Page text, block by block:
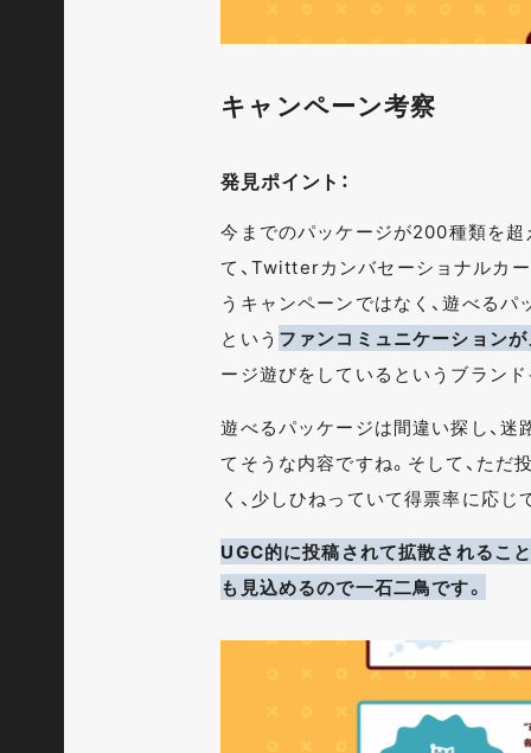
キャンペーン考察
発見ポイント：
今までのパッケージが200種類を
て、Twitterカンバセーショナルカ
うキャンペーンではなく、遊べる
という ファンコミュニケーション
ージ遊びをしているというブラン
遊べるパッケージは間違い探し、
てそうな内容ですね。そして、た
く、少しひねっていて得票率に応
UGC的に投稿されて拡散されるこ
も見込めるので一石二鳥です。